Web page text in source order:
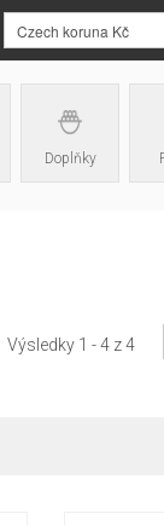
Doplňky
Výsledky 1 - 4 z 4